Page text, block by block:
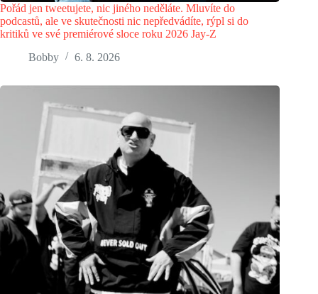
Pořád jen tweetujete, nic jiného neděláte. Mluvíte do
podcastů, ale ve skutečnosti nic nepředvádíte, rýpl si do
kritiků ve své premiérové sloce roku 2026 Jay-Z
Bobby
6. 8. 2026